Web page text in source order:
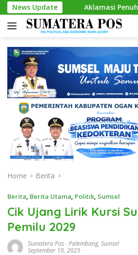
Skip
to
content
News Update
Aklamasi Penuh! Andie
Home Berita
Berita, Berita Utama, Politik, Sumsel
Cik Ujang Lirik Kursi
Pemilu 2029
Sumatera Pos-Palembang, Sumsel
September 10, 2025